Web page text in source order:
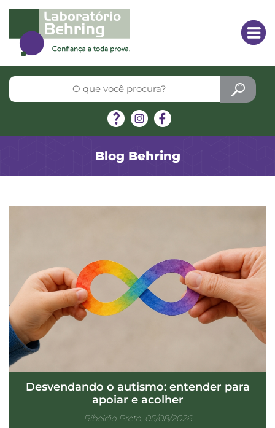
Blog Behring
Desvendando o autismo: entender para
apoiar e acolher
Ribeirão Preto, 05/08/2026